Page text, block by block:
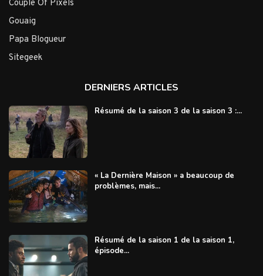
Couple Of Pixels
Gouaig
Papa Blogueur
Sitegeek
DERNIERS ARTICLES
Résumé de la saison 3 de la saison 3 :...
« La Dernière Maison » a beaucoup de
problèmes, mais...
Résumé de la saison 1 de la saison 1,
épisode...